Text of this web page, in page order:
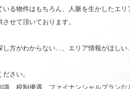
る物件はもちろん、人脈を生かしたエリ
せて頂いております。
方がわからない…、エリア情報がほしい…
さい。
識、税制優遇、ファイナンシャルプラン